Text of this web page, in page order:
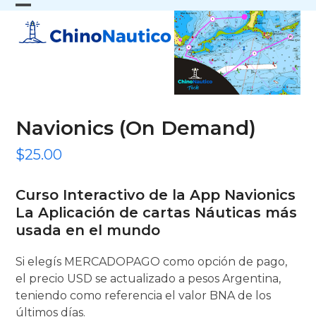
Skip
content
Open
mobile
Close
mobile
Navionics (On Demand)
$25.00
Curso Interactivo de la App Navionics
La Aplicación de cartas Náuticas más
usada en el mundo
Si elegís MERCADOPAGO como opción de pago,
el precio USD se actualizado a pesos Argentina,
teniendo como referencia el valor BNA de los
últimos días.